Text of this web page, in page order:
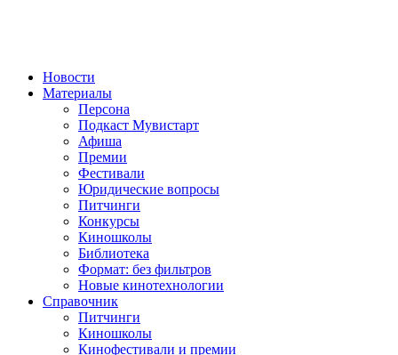
Новости
Материалы
Персона
Подкаст Мувистарт
Афиша
Премии
Фестивали
Юридические вопросы
Питчинги
Конкурсы
Киношколы
Библиотека
Формат: без фильтров
Новые кинотехнологии
Справочник
Питчинги
Киношколы
Кинофестивали и премии